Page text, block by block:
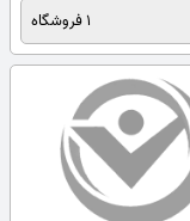
1 فروشگاه